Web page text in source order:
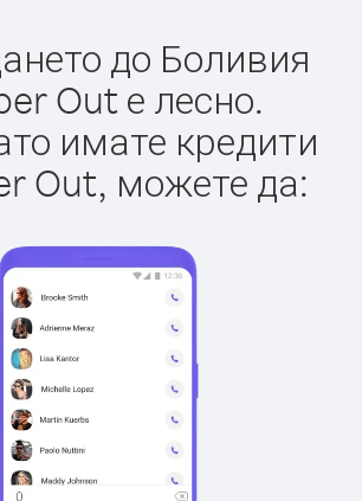
до Боливия
Out е лесно.
имате кредити
Out, можете да: